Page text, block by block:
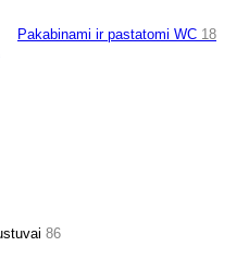
Pakabinami ir pastatomi WC 18
86